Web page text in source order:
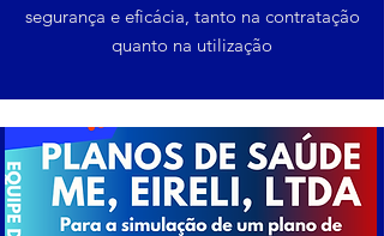
segurança e eficácia, tanto na contratação
quanto na utilização